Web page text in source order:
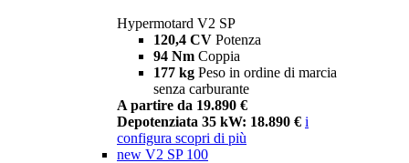
Hypermotard V2 SP
120,4 CV Potenza
94 Nm Coppia
177 kg Peso in ordine di marcia
senza carburante
A partire da 19.890 €
Depotenziata 35 kW: 18.890 € i
configura scopri di più
new V2 SP 100